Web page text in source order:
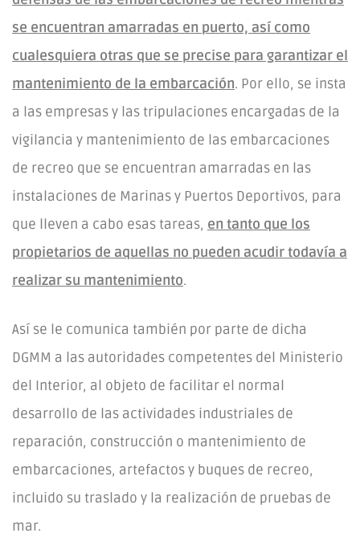
se encuentran amarradas en puerto, así como
cualesquiera otras que se precise para garantizar el
mantenimiento de la embarcación. Por ello, se insta
a las empresas y las tripulaciones encargadas de la
vigilancia y mantenimiento de las embarcaciones
de recreo que se encuentran amarradas en las
instalaciones de Marinas y Puertos Deportivos, para
que lleven a cabo esas tareas, en tanto que los
propietarios de aquellas no pueden acudir todavía a
realizar su mantenimiento.
Así se le comunica también por parte de dicha
DGMM a las autoridades competentes del Ministerio
del Interior, al objeto de facilitar el normal
desarrollo de las actividades industriales de
reparación, construcción o mantenimiento de
embarcaciones, artefactos y buques de recreo,
incluido su traslado y la realización de pruebas de
mar.